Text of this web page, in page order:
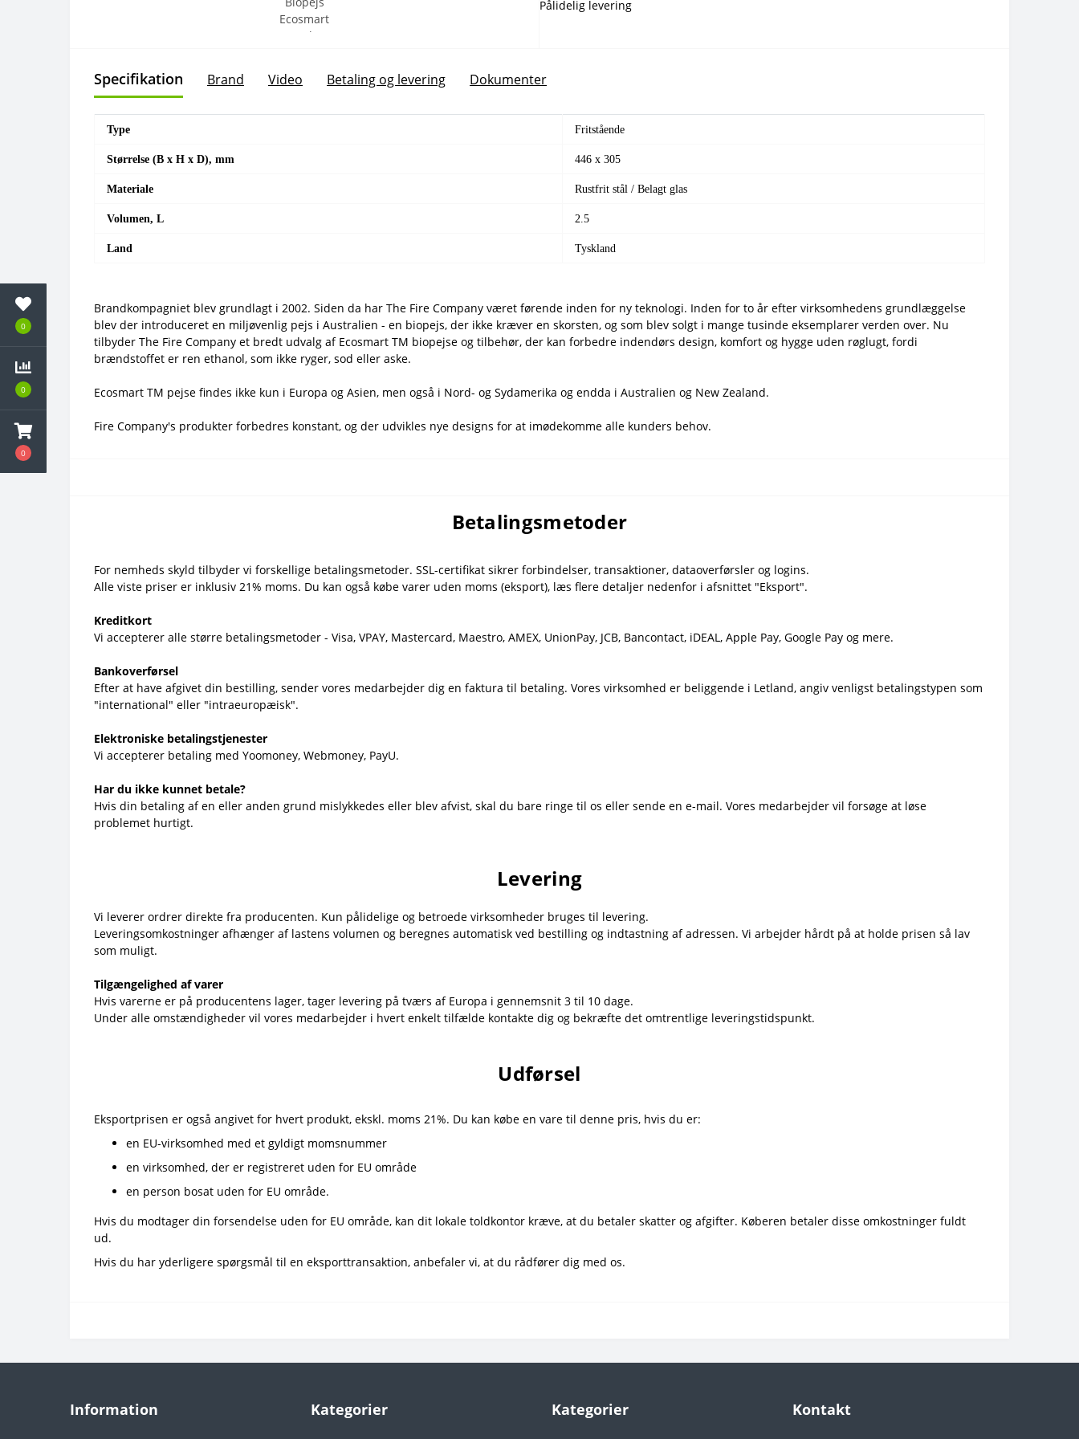
0
0
0
Pålidelig levering
Specifikation Brand Video Betaling og levering Dokumenter
Type Fritstående
Størrelse (B x H x D), mm 446 x 305
Materiale Rustfrit stål / Belagt glas
Volumen, L 2.5
Land Tyskland
Brandkompagniet blev grundlagt i 2002. Siden da har The Fire Company været førende inden for ny teknologi. Inden for to år efter virksomhedens grundlæggelse
blev der introduceret en miljøvenlig pejs i Australien - en biopejs, der ikke kræver en skorsten, og som blev solgt i mange tusinde eksemplarer verden over. Nu
tilbyder The Fire Company et bredt udvalg af Ecosmart TM biopejse og tilbehør, der kan forbedre indendørs design, komfort og hygge uden røglugt, fordi
brændstoffet er ren ethanol, som ikke ryger, sod eller aske.
Ecosmart TM pejse findes ikke kun i Europa og Asien, men også i Nord- og Sydamerika og endda i Australien og New Zealand.
Fire Company's produkter forbedres konstant, og der udvikles nye designs for at imødekomme alle kunders behov.
Betalingsmetoder
For nemheds skyld tilbyder vi forskellige betalingsmetoder. SSL-certifikat sikrer forbindelser, transaktioner, dataoverførsler og logins.
Alle viste priser er inklusiv 21% moms. Du kan også købe varer uden moms (eksport), læs flere detaljer nedenfor i afsnittet "Eksport".
Kreditkort
Vi accepterer alle større betalingsmetoder - Visa, VPAY, Mastercard, Maestro, AMEX, UnionPay, JCB, Bancontact, iDEAL, Apple Pay, Google Pay og mere.
Bankoverførsel
Efter at have afgivet din bestilling, sender vores medarbejder dig en faktura til betaling. Vores virksomhed er beliggende i Letland, angiv venligst betalingstypen som
"international" eller "intraeuropæisk".
Elektroniske betalingstjenester
Vi accepterer betaling med Yoomoney, Webmoney, PayU.
Har du ikke kunnet betale?
Hvis din betaling af en eller anden grund mislykkedes eller blev afvist, skal du bare ringe til os eller sende en e-mail. Vores medarbejder vil forsøge at løse
problemet hurtigt.
Levering
Vi leverer ordrer direkte fra producenten. Kun pålidelige og betroede virksomheder bruges til levering.
Leveringsomkostninger afhænger af lastens volumen og beregnes automatisk ved bestilling og indtastning af adressen. Vi arbejder hårdt på at holde prisen så lav
som muligt.
Tilgængelighed af varer
Hvis varerne er på producentens lager, tager levering på tværs af Europa i gennemsnit 3 til 10 dage.
Under alle omstændigheder vil vores medarbejder i hvert enkelt tilfælde kontakte dig og bekræfte det omtrentlige leveringstidspunkt.
Udførsel
Eksportprisen er også angivet for hvert produkt, ekskl. moms 21%. Du kan købe en vare til denne pris, hvis du er:
en EU-virksomhed med et gyldigt momsnummer
en virksomhed, der er registreret uden for EU område
en person bosat uden for EU område.
Hvis du modtager din forsendelse uden for EU område, kan dit lokale toldkontor kræve, at du betaler skatter og afgifter. Køberen betaler disse omkostninger fuldt
ud.
Hvis du har yderligere spørgsmål til en eksporttransaktion, anbefaler vi, at du rådfører dig med os.
Information Kategorier Kategorier Kontakt